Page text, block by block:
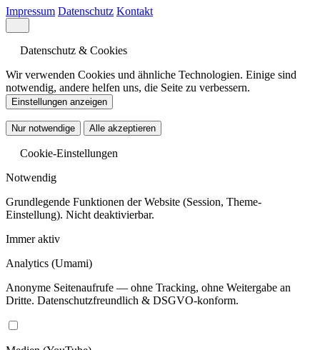
Impressum Datenschutz Kontakt
Datenschutz & Cookies
Wir verwenden Cookies und ähnliche Technologien. Einige sind
notwendig, andere helfen uns, die Seite zu verbessern.
Einstellungen anzeigen
Nur notwendige Alle akzeptieren
Cookie-Einstellungen
Notwendig
Grundlegende Funktionen der Website (Session, Theme-
Einstellung). Nicht deaktivierbar.
Immer aktiv
Analytics (Umami)
Anonyme Seitenaufrufe — ohne Tracking, ohne Weitergabe an
Dritte. Datenschutzfreundlich & DSGVO-konform.